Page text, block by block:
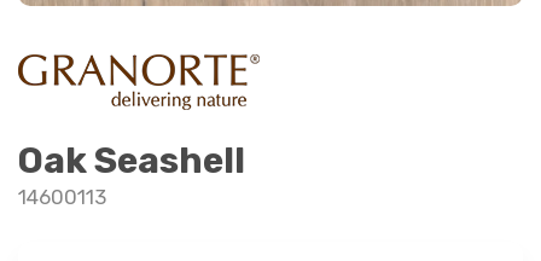
Oak Seashell
14600113